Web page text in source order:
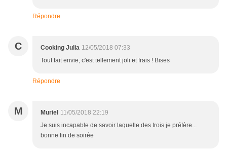
Répondre
C Cooking Julia 12/05/2018 07:33
Tout fait envie, c'est tellement joli et frais ! Bises
Répondre
M Muriel 11/05/2018 22:19
Je suis incapable de savoir laquelle des trois je préfère...
bonne fin de soirée